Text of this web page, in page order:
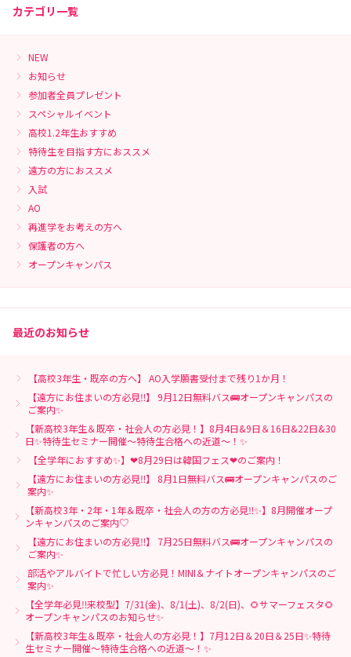
カテゴリ一覧
NEW
お知らせ
参加者全員プレゼント
スペシャルイベント
高校1.2年生おすすめ
特待生を目指す方におススメ
遠方の方におススメ
入試
AO
再進学をお考えの方へ
保護者の方へ
オープンキャンパス
最近のお知らせ
【高校3年生・既卒の方へ】 AO入学願書受付まで残り1か月！
【遠方にお住まいの方必見‼】 9月12日無料バス🚌オープンキャンパスの
ご案内✨
【新高校3年生＆既卒・社会人の方必見！】8月4日&9日＆16日&22日&30
日✨特待生セミナー開催～特待生合格への近道～！✨
【全学年におすすめ✨】❤8月29日は韓国フェス❤のご案内！
【遠方にお住まいの方必見‼】 8月1日無料バス🚌オープンキャンパスのご
案内✨
【新高校3年・2年・1年＆既卒・社会人の方の方必見‼✨】8月開催オープ
ンキャンパスのご案内♡
【遠方にお住まいの方必見‼】 7月25日無料バス🚌オープンキャンパスの
ご案内✨
部活やアルバイトで忙しい方必見！MINI＆ナイトオープンキャンパスのご
案内✨
【全学年必見‼来校型】7/31(金)、8/1(土)、8/2(日)、🌻サマーフェスタ🌻
オープンキャンパスのお知らせ✨
【新高校3年生＆既卒・社会人の方必見！】7月12日＆20日＆25日✨特待
生セミナー開催～特待生合格への近道～！✨